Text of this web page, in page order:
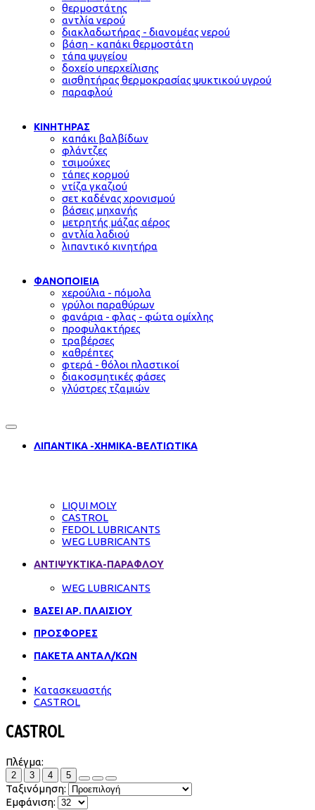
θερμοστάτης
αντλία νερού
διακλαδωτήρας - διανομέας νερού
βάση - καπάκι θερμοστάτη
τάπα ψυγείου
δοχείο υπερχείλισης
αισθητήρας θερμοκρασίας ψυκτικού υγρού
παραφλού
ΚΙΝΗΤΗΡΑΣ
καπάκι βαλβίδων
φλάντζες
τσιμούχες
τάπες κορμού
ντίζα γκαζιού
σετ καδένας χρονισμού
βάσεις μηχανής
μετρητής μάζας αέρος
αντλία λαδιού
λιπαντικό κινητήρα
ΦΑΝΟΠΟΙΕΙΑ
χερούλια - πόμολα
γρύλοι παραθύρων
φανάρια - φλας - φώτα ομίχλης
προφυλακτήρες
τραβέρσες
καθρέπτες
φτερά - θόλοι πλαστικοί
διακοσμητικές φάσες
γλύστρες τζαμιών
ΛΙΠΑΝΤΙΚΑ -ΧΗΜΙΚΑ-ΒΕΛΤΙΩΤΙΚΑ
LIQUI MOLY
CASTROL
FEDOL LUBRICANTS
WEG LUBRICANTS
ΑΝΤΙΨΥΚΤΙΚΑ-ΠΑΡΑΦΛΟΥ
WEG LUBRICANTS
ΒΑΣΕΙ ΑΡ. ΠΛΑΙΣΙΟΥ
ΠΡΟΣΦΟΡΕΣ
ΠΑΚΕΤΑ ΑΝΤΑΛ/ΚΩΝ
Κατασκευαστής
CASTROL
CASTROL
Πλέγμα:
2 3 4 5
Ταξινόμηση:
Εμφάνιση: